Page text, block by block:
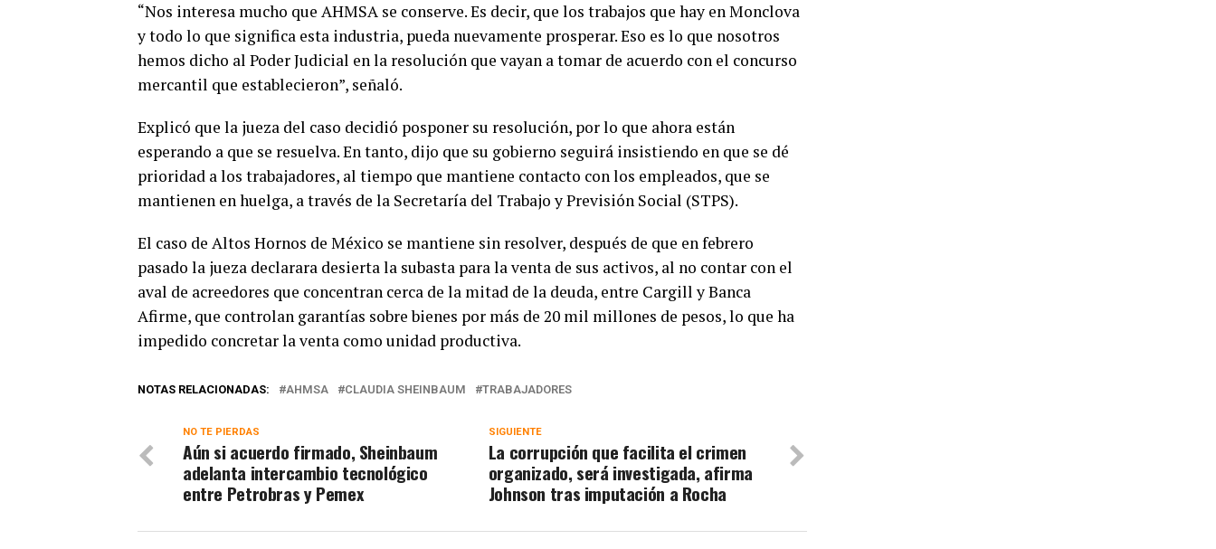
“Nos interesa mucho que AHMSA se conserve. Es decir, que los trabajos que hay en Monclova
y todo lo que significa esta industria, pueda nuevamente prosperar. Eso es lo que nosotros
hemos dicho al Poder Judicial en la resolución que vayan a tomar de acuerdo con el concurso
mercantil que establecieron”, señaló.
Explicó que la jueza del caso decidió posponer su resolución, por lo que ahora están
esperando a que se resuelva. En tanto, dijo que su gobierno seguirá insistiendo en que se dé
prioridad a los trabajadores, al tiempo que mantiene contacto con los empleados, que se
mantienen en huelga, a través de la Secretaría del Trabajo y Previsión Social (STPS).
El caso de Altos Hornos de México se mantiene sin resolver, después de que en febrero
pasado la jueza declarara desierta la subasta para la venta de sus activos, al no contar con el
aval de acreedores que concentran cerca de la mitad de la deuda, entre Cargill y Banca
Afirme, que controlan garantías sobre bienes por más de 20 mil millones de pesos, lo que ha
impedido concretar la venta como unidad productiva.
NOTAS RELACIONADAS: AHMSA CLAUDIA SHEINBAUM TRABAJADORES
SIGUIENTE
La corrupción que facilita el crimen
organizado, será investigada, afirma
Johnson tras imputación a Rocha
NO TE PIERDAS
Aún si acuerdo firmado, Sheinbaum
adelanta intercambio tecnológico
entre Petrobras y Pemex